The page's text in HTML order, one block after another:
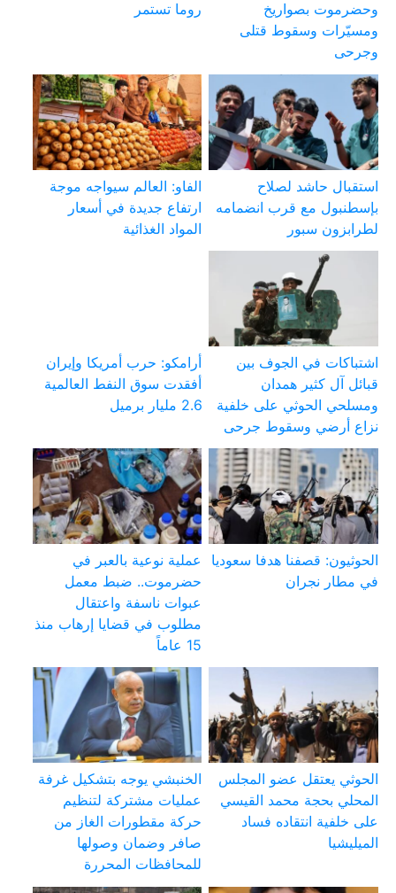
وحضرموت بصواريخ
ومسيّرات وسقوط قتلى
وجرحى
روما تستمر
استقبال حاشد لصلاح
بإسطنبول مع قرب انضمامه
لطرابزون سبور
الفاو: العالم سيواجه موجة
ارتفاع جديدة في أسعار
المواد الغذائية
اشتباكات في الجوف بين
قبائل آل كثير همدان
ومسلحي الحوثي على خلفية
نزاع أرضي وسقوط جرحى
أرامكو: حرب أمريكا وإيران
أفقدت سوق النفط العالمية
2.6 مليار برميل
الحوثيون: قصفنا هدفا سعوديا
في مطار نجران
عملية نوعية بالعبر في
حضرموت.. ضبط معمل
عبوات ناسفة واعتقال
مطلوب في قضايا إرهاب منذ
15 عاماً
الحوثي يعتقل عضو المجلس
المحلي بحجة محمد القيسي
على خلفية انتقاده فساد
الميليشيا
الخنبشي يوجه بتشكيل غرفة
عمليات مشتركة لتنظيم
حركة مقطورات الغاز من
صافر وضمان وصولها
للمحافظات المحررة